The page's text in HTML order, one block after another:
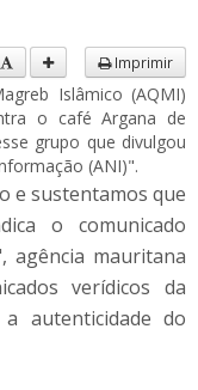
Imprimir
Islâmico (AQMI)
o café Argana de
grupo que divulgou
(ANI)".
e sustentamos que
o comunicado
agência mauritana
verídicos da
autenticidade do